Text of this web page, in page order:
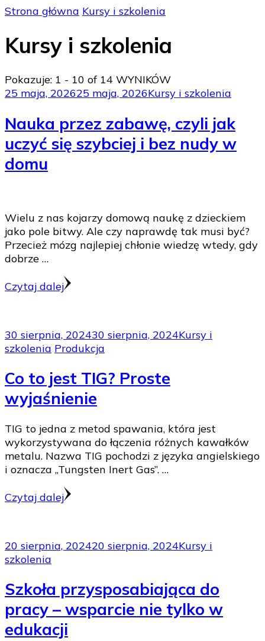
Strona główna Kursy i szkolenia
Kursy i szkolenia
Pokazuje: 1 - 10 of 14 WYNIKÓW
25 maja, 202625 maja, 2026Kursy i szkolenia
Nauka przez zabawę, czyli jak
uczyć się szybciej i bez nudy w
domu
Wielu z nas kojarzy domową naukę z dzieckiem
jako pole bitwy. Ale czy naprawdę tak musi być?
Przecież mózg najlepiej chłonie wiedzę wtedy, gdy
dobrze …
Czytaj dalej
30 sierpnia, 202430 sierpnia, 2024Kursy i
szkolenia Produkcja
Co to jest TIG? Proste
wyjaśnienie
TIG to jedna z metod spawania, która jest
wykorzystywana do łączenia różnych kawałków
metalu. Nazwa TIG pochodzi z języka angielskiego
i oznacza „Tungsten Inert Gas”. …
Czytaj dalej
20 sierpnia, 202420 sierpnia, 2024Kursy i
szkolenia
Szkoła przysposabiająca do
pracy – wsparcie nie tylko w
edukacji